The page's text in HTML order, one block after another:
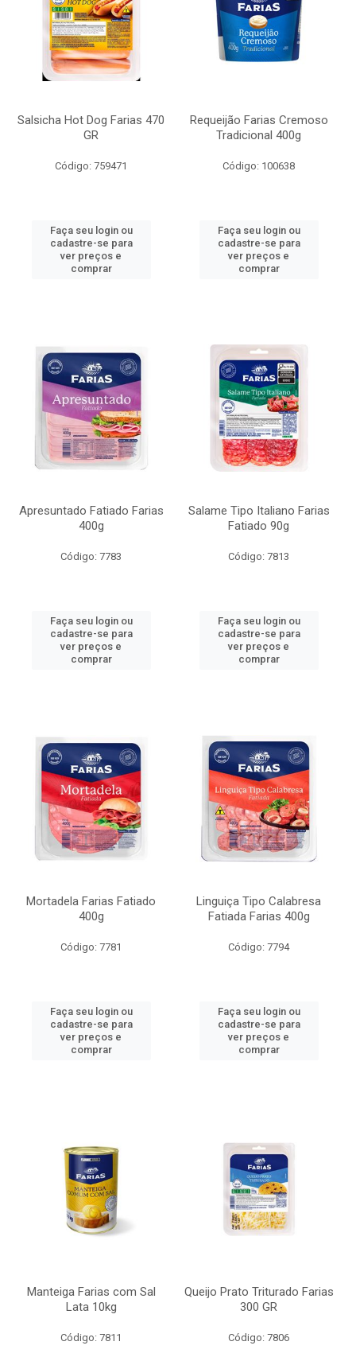
Salsicha Hot Dog Farias 470
GR
Código: 759471
Faça seu login ou
cadastre-se para
ver preços e
comprar
Requeijão Farias Cremoso
Tradicional 400g
Código: 100638
Faça seu login ou
cadastre-se para
ver preços e
comprar
Apresuntado Fatiado Farias
400g
Código: 7783
Faça seu login ou
cadastre-se para
ver preços e
comprar
Salame Tipo Italiano Farias
Fatiado 90g
Código: 7813
Faça seu login ou
cadastre-se para
ver preços e
comprar
Mortadela Farias Fatiado
400g
Código: 7781
Faça seu login ou
cadastre-se para
ver preços e
comprar
Linguiça Tipo Calabresa
Fatiada Farias 400g
Código: 7794
Faça seu login ou
cadastre-se para
ver preços e
comprar
Manteiga Farias com Sal
Lata 10kg
Código: 7811
Queijo Prato Triturado Farias
300 GR
Código: 7806